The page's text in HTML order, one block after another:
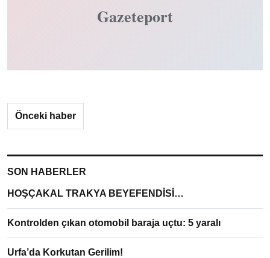
Gazeteport
Önceki haber
SON HABERLER
HOŞÇAKAL TRAKYA BEYEFENDİSİ…
Kontrolden çıkan otomobil baraja uçtu: 5 yaralı
Urfa’da Korkutan Gerilim!